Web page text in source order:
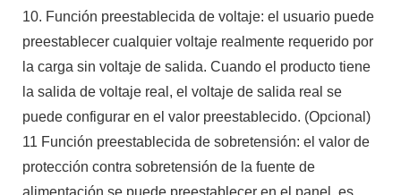
10. Función preestablecida de voltaje: el usuario puede
preestablecer cualquier voltaje realmente requerido por
la carga sin voltaje de salida. Cuando el producto tiene
la salida de voltaje real, el voltaje de salida real se
puede configurar en el valor preestablecido. (Opcional)
11 Función preestablecida de sobretensión: el valor de
protección contra sobretensión de la fuente de
alimentación se puede preestablecer en el panel, es